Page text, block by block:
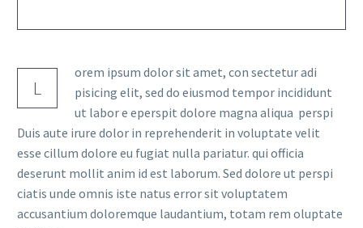
L
orem ipsum dolor sit amet, con sectetur adi
pisicing elit, sed do eiusmod tempor incididunt
ut labor e eperspit dolore magna aliqua perspi
Duis aute irure dolor in reprehenderit in voluptate velit
esse cillum dolore eu fugiat nulla pariatur. qui officia
deserunt mollit anim id est laborum. Sed dolore ut perspi
ciatis unde omnis iste natus error sit voluptatem
accusantium doloremque laudantium, totam rem oluptate